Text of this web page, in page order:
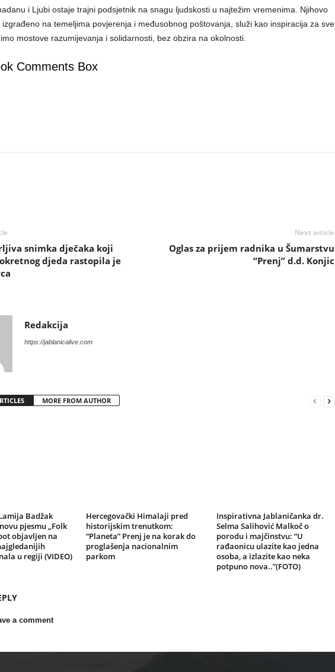
i Ljubi ostaje trajni podsjetnik na snagu ljudskosti u najtežim vremenima. Njihovo
izgrađeno na temeljima povjerenja i međusobnog poštovanja, služi kao inspiracija za sve
mostove razumijevanja i solidarnosti, bez obzira na okolnosti.
Comments Box
snimka dječaka koji
djeda rastopila je
Next article
Oglas za prijem radnika u Šumarstvu
“Prenj” d.d. Konjic
Redakcija
https://jablanicalive.com
MORE FROM AUTHOR
Badžak
pjesmu „Folk
objavljen na
u regiji (VIDEO)
Hercegovački Himalaji pred
historijskim trenutkom:
“Planeta” Prenj je na korak do
proglašenja nacionalnim
parkom
Inspirativna Jablaničanka dr.
Selma Salihović Malkoč o
porodu i majčinstvu: “U
rađaonicu ulazite kao jedna
osoba, a izlazite kao neka
potpuno nova..”(FOTO)
a comment